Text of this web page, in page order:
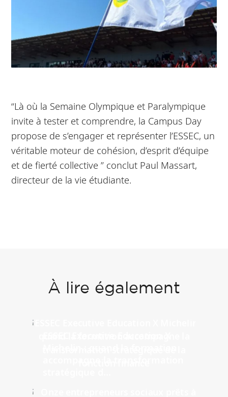
“Là où la Semaine Olympique et Paralympique
invite à tester et comprendre, la Campus Day
propose de s’engager et représenter l’ESSEC, un
véritable moteur de cohésion, d’esprit d’équipe
et de fierté collective ” conclut Paul Massart,
directeur de la vie étudiante.
À lire également